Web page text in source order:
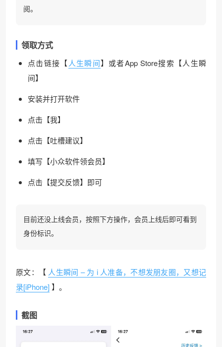
阅。
领取方式
点击链接【人生瞬间】或者App Store搜索【人生瞬
间】
安装并打开软件
点击【我】
点击【吐槽建议】
填写【小众软件领会员】
点击【提交反馈】即可
目前还没上线会员，按照下方操作，会员上线后即可看到
身份标识。
原文：【 人生瞬间 – 为 i 人准备，不想发朋友圈，又想记
录[iPhone]】。
截图